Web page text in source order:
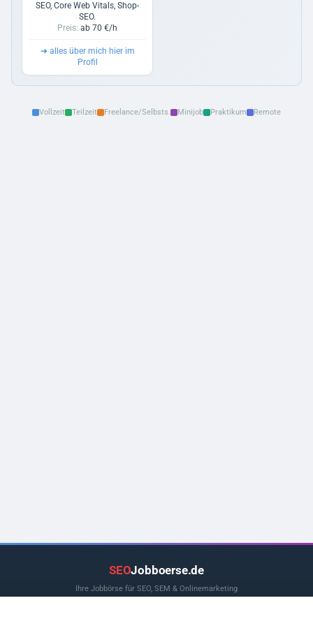
Praktika
Linkbuilding
SEO, Core Web Vitals, Shop-
SEO.
Preis: ab 70 €/h
➜ alles über mich hier im
Profil
Vollzeit Teilzeit Freelance/Selbsts. Minijob Praktikum Remote
SEOJobboerse.de
Ihre Jobbörse für SEO, SEM & Onlinemarketing